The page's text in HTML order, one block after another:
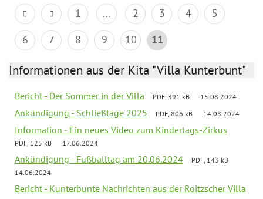
1 ... 2 3 4
5
6
7 8 9 10 11
Informationen aus der Kita "Villa Kunterbunt"
Bericht - Der Sommer in der Villa PDF, 391 kB 15.08.2024
Ankündigung - Schließtage 2025 PDF, 806 kB 14.08.2024
Information - Ein neues Video zum Kindertags-Zirkus
PDF, 125 kB 17.06.2024
Ankündigung - Fußballtag am 20.06.2024
PDF, 143 kB
14.06.2024
Bericht - Kunterbunte Nachrichten aus der Roitzscher Villa